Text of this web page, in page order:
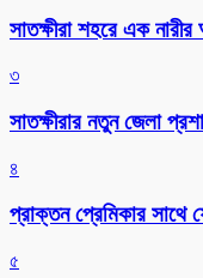
সাতক্ষীরা শহরে এক
৩
সাতক্ষীরার নতুন জেলা
৪
প্রাক্তন প্রেমিকার সাথে
৫